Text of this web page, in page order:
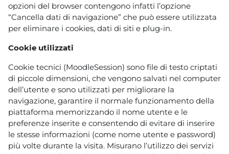
opzioni del browser contengono infatti l’opzione
“Cancella dati di navigazione” che può essere utilizzata
per eliminare i cookies, dati di siti e plug-in.
Cookie utilizzati
Cookie tecnici (MoodleSession) sono file di testo criptati
di piccole dimensioni, che vengono salvati nel computer
dell’utente e sono utilizzati per migliorare la
navigazione, garantire il normale funzionamento della
piattaforma memorizzando il nome utente e le
preferenze inserite e consentendo di evitare di inserire
le stesse informazioni (come nome utente e password)
più volte durante la visita. Misurano l’utilizzo dei servizi